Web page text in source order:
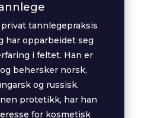
tannlegepraksis
har opparbeidet seg
i feltet. Han er
behersker norsk,
og russisk.
protetikk, har han
for kosmetisk